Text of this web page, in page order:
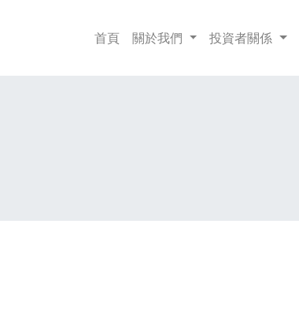
首頁 關於我們 投資者關係